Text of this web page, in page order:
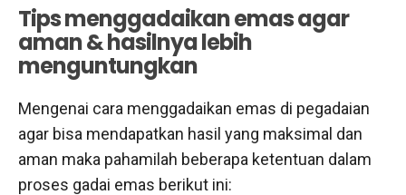
Tips menggadaikan emas agar
aman & hasilnya lebih
menguntungkan
Mengenai cara menggadaikan emas di pegadaian
agar bisa mendapatkan hasil yang maksimal dan
aman maka pahamilah beberapa ketentuan dalam
proses gadai emas berikut ini: